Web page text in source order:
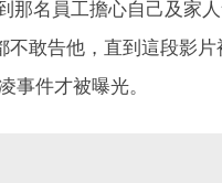
那名員工擔心自己及家
不敢告他，直到這段影片
事件才被曝光。